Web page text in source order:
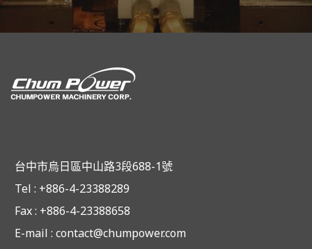
台中市烏日區中山路3段688-1號
Tel : +886-4-23388289
Fax : +886-4-23388658
E-mail : contact@chumpower.com